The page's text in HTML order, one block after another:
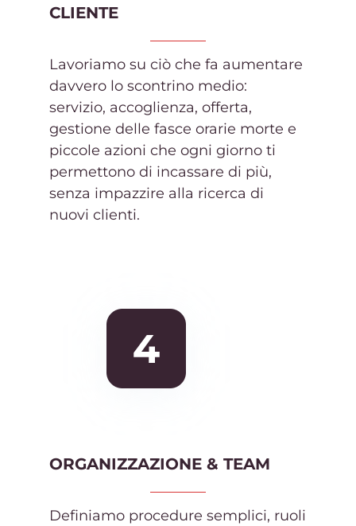
CLIENTE
Lavoriamo su ciò che fa aumentare
davvero lo scontrino medio:
servizio, accoglienza, offerta,
gestione delle fasce orarie morte e
piccole azioni che ogni giorno ti
permettono di incassare di più,
senza impazzire alla ricerca di
nuovi clienti.
ORGANIZZAZIONE & TEAM
Definiamo procedure semplici, ruoli